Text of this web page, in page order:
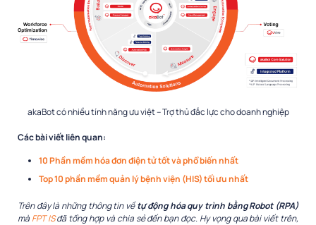
akaBot có nhiều tính năng ưu việt – Trợ thủ đắc lực cho doanh nghiệp
Các bài viết liên quan:
10 Phần mềm hóa đơn điện tử tốt và phổ biến nhất
Top 10 phần mềm quản lý bệnh viện (HIS) tối ưu nhất
Trên đây là những thông tin vềtự động hóa quy trình bằng Robot (RPA)
mà FPT ISđã tổng hợp và chia sẻ đến bạn đọc. Hy vọng qua bài viết trên,